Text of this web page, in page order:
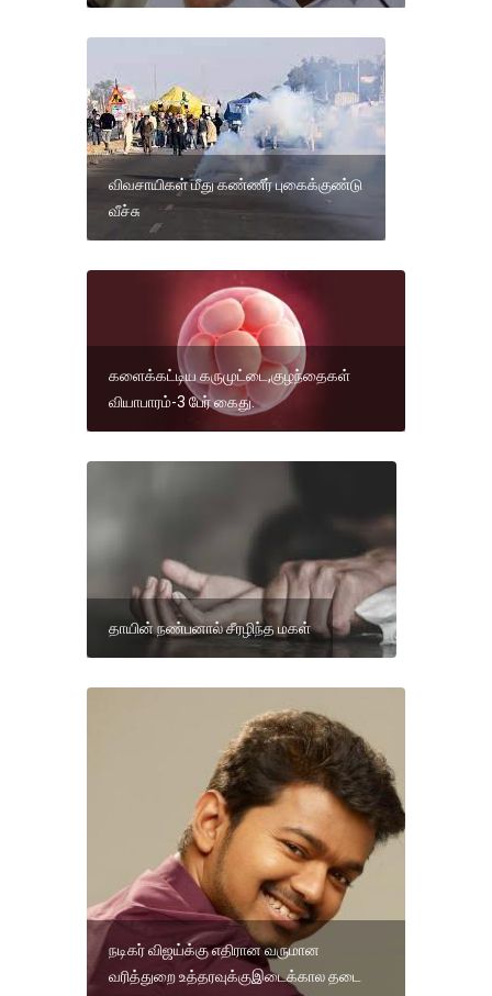
விவசாயிகள் மீது கண்ணீர் புகைக்குண்டு
வீச்சு
களைக்கட்டிய கருமுட்டை,குழந்தைகள்
வியாபாரம்-3 பேர் கைது.
தாயின் நண்பனால் சீரழிந்த மகள்
நடிகர் விஜய்க்கு எதிரான வருமான
வரித்துறை உத்தரவுக்குஇடைக்கால தடை